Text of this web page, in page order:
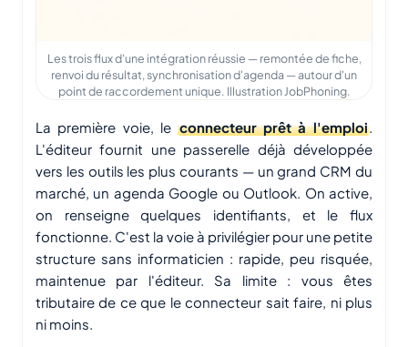
Les trois flux d'une intégration réussie — remontée de fiche,
renvoi du résultat, synchronisation d'agenda — autour d'un
point de raccordement unique. Illustration JobPhoning.
La première voie, leconnecteur prêt à l'emploi.
L'éditeur fournit une passerelle déjà développée
vers les outils les plus courants — un grand CRM du
marché, un agenda Google ou Outlook. On active,
on renseigne quelques identifiants, et le flux
fonctionne. C'est la voie à privilégier pour une petite
structure sans informaticien : rapide, peu risquée,
maintenue par l'éditeur. Sa limite : vous êtes
tributaire de ce que le connecteur sait faire, ni plus
ni moins.